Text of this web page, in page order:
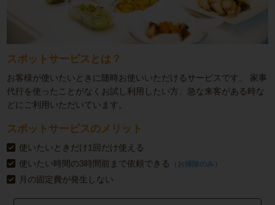
スポットサービスとは？
お客様が使いたいときに随時お使いいただけるサービスです。
家事
代行を使ったことがなくお試し利用したい方、急な来客がある時な
どにご利用いただいています。
スポットサービスのメリット
使いたいときだけ1回だけ使える
使いたい時間の3時間前まで依頼できる
（お掃除のみ）
月の固定費が発生しない